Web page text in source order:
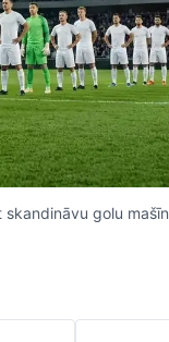
golu